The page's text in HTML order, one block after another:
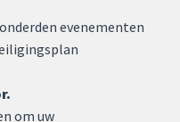
evenementen
om uw